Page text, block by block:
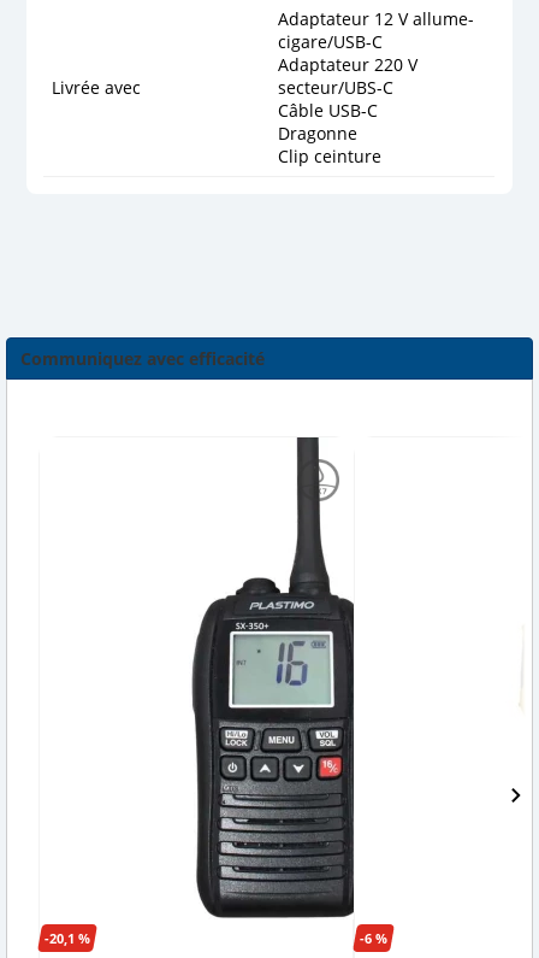
Livrée avec
Adaptateur 12 V allume-
cigare/USB-C
Adaptateur 220 V
secteur/UBS-C
Câble USB-C
Dragonne
Clip ceinture
Communiquez avec efficacité
-20,1 % -6 %